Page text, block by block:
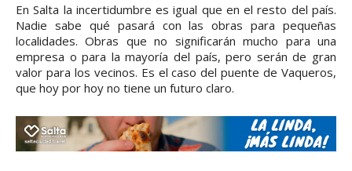
En Salta la incertidumbre es igual que en el resto del país.
Nadie sabe qué pasará con las obras para pequeñas
localidades. Obras que no significarán mucho para una
empresa o para la mayoría del país, pero serán de gran
valor para los vecinos. Es el caso del puente de Vaqueros,
que hoy por hoy no tiene un futuro claro.